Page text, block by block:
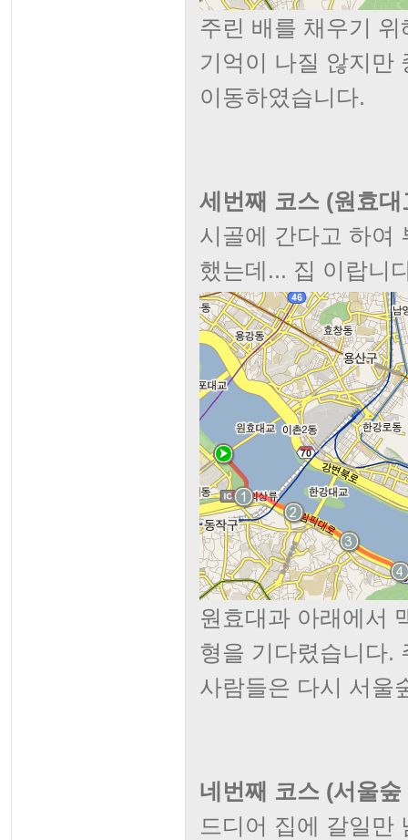
주린 배를 채우기
기억이 나질 않지만
이동하였습니다.
세번째 코스 (원효
시골에 간다고 하여
했는데... 집 이랍니
원효대과 아래에서
형을 기다렸습니다.
사람들은 다시 서울
네번째 코스 (서울
드디어 집에 갈일만